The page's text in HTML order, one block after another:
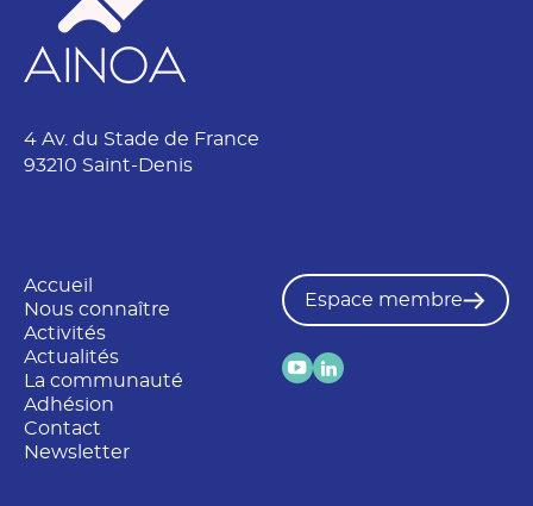
4 Av. du Stade de France
93210 Saint-Denis
Accueil
Nous connaître
Activités
Actualités
La communauté
Adhésion
Contact
Newsletter
Espace membre